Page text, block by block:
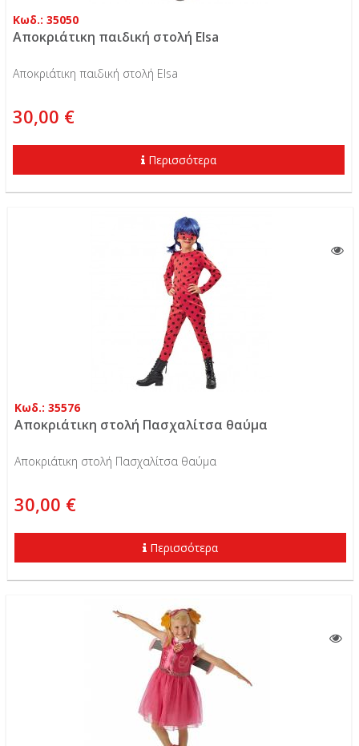
Κωδ.: 35050
Αποκριάτικη παιδική στολή Elsa
Αποκριάτικη παιδική στολή Elsa
30,00 €
Περισσότερα
Κωδ.: 35576
Αποκριάτικη στολή Πασχαλίτσα θαύμα
Αποκριάτικη στολή Πασχαλίτσα θαύμα
30,00 €
Περισσότερα